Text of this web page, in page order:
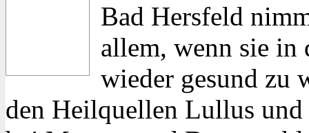
Bad Hersfeld
allem, wenn sie in
wieder gesund zu
den Heilquellen Lullus